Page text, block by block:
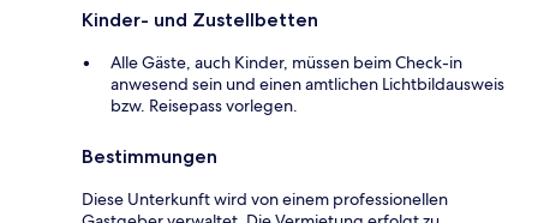
Kinder- und Zustellbetten
Alle Gäste, auch Kinder, müssen beim Check-in
anwesend sein und einen amtlichen Lichtbildausweis
bzw. Reisepass vorlegen.
Bestimmungen
Diese Unterkunft wird von einem professionellen